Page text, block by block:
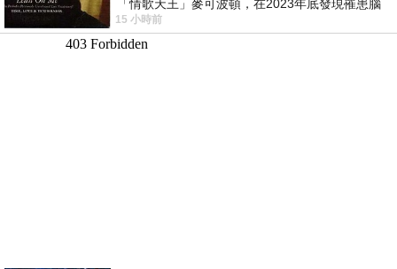
「情歌天王」麥可波頓，在2023年底發現罹患腦
瘤「祈禱早日康復，一切都好」。
15 小時前